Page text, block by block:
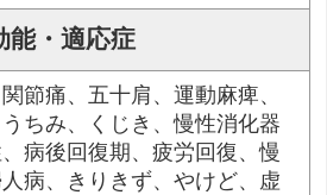
能・適応症
節痛、五十肩、運動麻痺、
ちみ、くじき、慢性消化器
病後回復期、疲労回復、慢
病、きりきず、やけど、虚